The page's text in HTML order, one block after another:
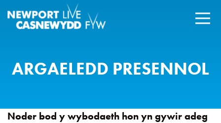
ARGAELEDD PRESENNOL
Noder bod y wybodaeth hon yn gywir adeg